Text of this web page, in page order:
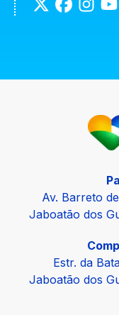
Av. Barreto
Jaboatão dos
Estr. da
Jaboatão dos